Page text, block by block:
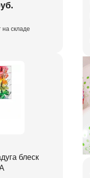
на складе
блеск